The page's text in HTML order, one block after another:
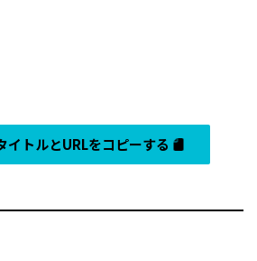
イトルとURLをコピーする